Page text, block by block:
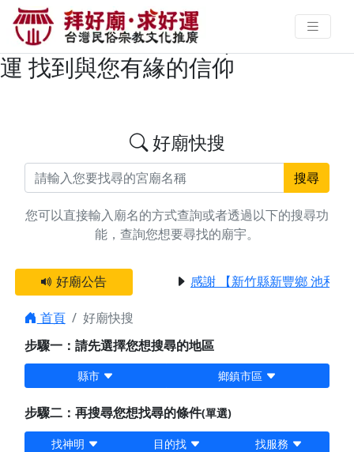
搜尋屏東縣恆春鎮城隍爺/霞海城
隍/安溪城隍廟宇資料 | 拜好廟求好
運 找到與您有緣的信仰
好廟快搜
搜尋
您可以直接輸入廟名的方式查詢或者透過以下的搜尋功
能，查詢您想要尋找的廟宇。
好廟公告 感謝 【新竹縣新豐鄉 池和宮
首頁
好廟快搜
步驟一：請先選擇您想搜尋的地區
縣市 鄉鎮市區
步驟二：再搜尋您想找尋的條件(單選)
找神明 目的找 找服務